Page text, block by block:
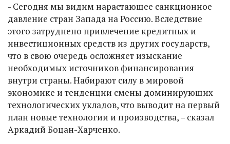
- Сегодня мы видим нарастающее санкционное
давление стран Запада на Россию. Вследствие
этого затруднено привлечение кредитных и
инвестиционных средств из других государств,
что в свою очередь осложняет изыскание
необходимых источников финансирования
внутри страны. Набирают силу в мировой
экономике и тенденции смены доминирующих
технологических укладов, что выводит на первый
план новые технологии и производства, – сказал
Аркадий Боцан-Харченко.